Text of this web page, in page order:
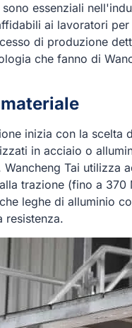
essenziali
ai lavoratori
di produzione
che fanno di
inizia con la scelta
in acciaio o
Tai utilizza
trazione (fino a
leghe di alluminio
resistenza.